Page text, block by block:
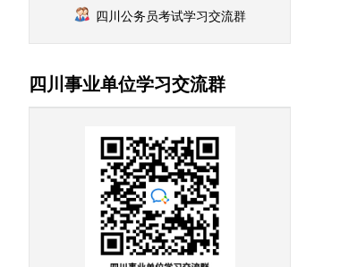
四川公务员考试学习交流群
四川事业单位学习交流群